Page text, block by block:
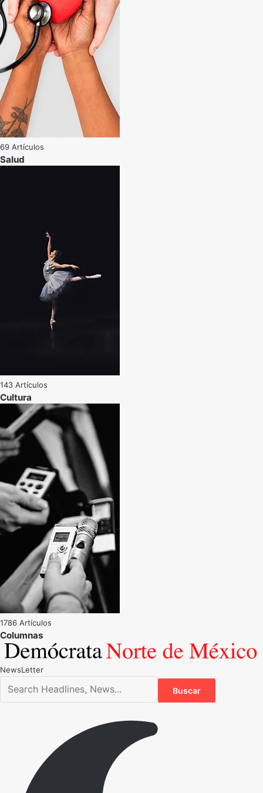
69 Artículos
Salud
143 Artículos
Cultura
1786 Artículos
NewsLetter